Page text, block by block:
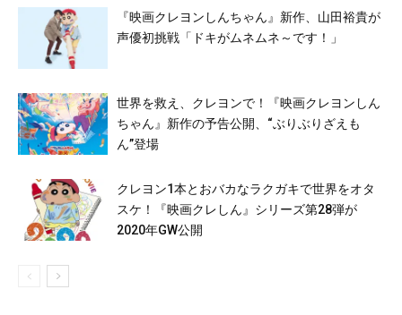
『映画クレヨンしんちゃん』新作、山田裕貴が
声優初挑戦「ドキがムネムネ～です！」
世界を救え、クレヨンで！『映画クレヨンしん
ちゃん』新作の予告公開、“ぶりぶりざえも
ん”登場
クレヨン1本とおバカなラクガキで世界をオタ
スケ！『映画クレしん』シリーズ第28弾が
2020年GW公開